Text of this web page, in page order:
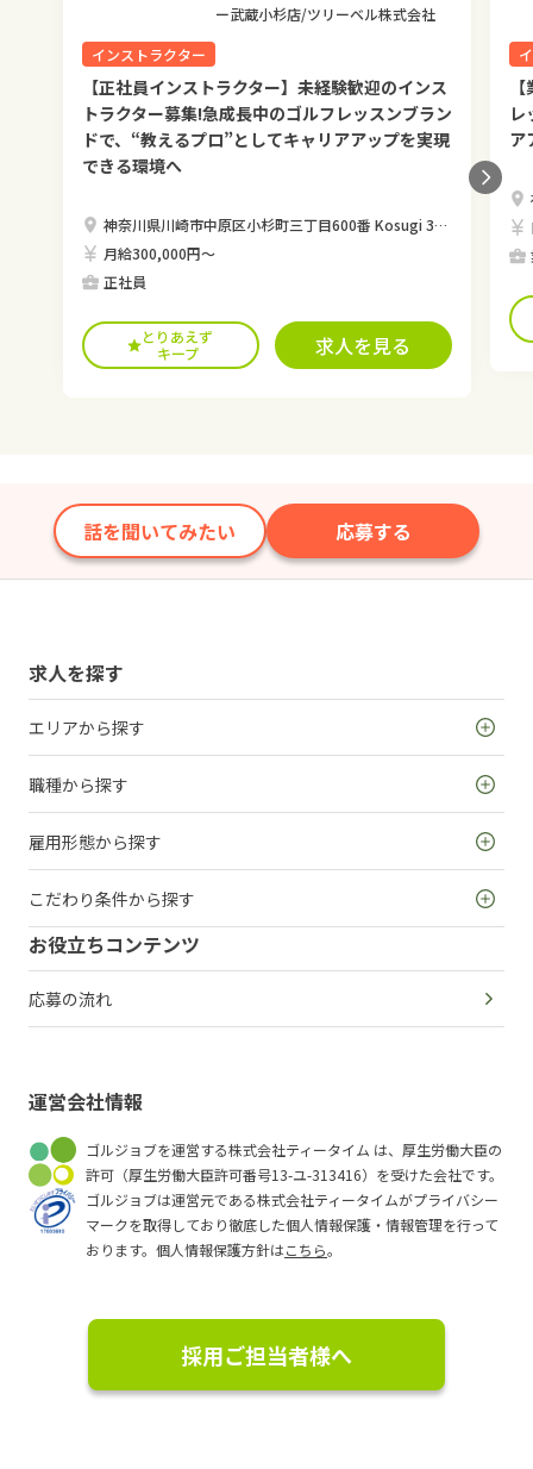
ー武蔵小杉店/ツリーベル株式会社
インストラクター
【正社員インストラクター】未経験歓迎のインス
トラクター募集!急成長中のゴルフレッスンブラン
ドで、“教えるプロ”としてキャリアアップを実現
できる環境へ
神奈川県川崎市中原区小杉町三丁目600番 Kosugi 3rd Avenue 3階
月給300,000円〜
正社員
とりあえず
キープ
求人を見る
ア
話を聞いてみたい 応募する
求人を探す
エリアから探す
職種から探す
雇用形態から探す
こだわり条件から探す
お役立ちコンテンツ
応募の流れ
運営会社情報
ゴルジョブを運営する株式会社ティータイム は、厚生労働大臣の
許可（厚生労働大臣許可番号13-ユ-313416）を受けた会社です。
ゴルジョブは運営元である株式会社ティータイムがプライバシー
マークを取得しており徹底した個人情報保護・情報管理を行って
おります。個人情報保護方針はこちら。
採用ご担当者様へ